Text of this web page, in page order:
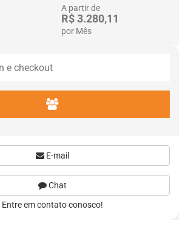
A partir de
R$ 3.280,11
por Mês
E-mail
Chat
Entre em contato conosco!